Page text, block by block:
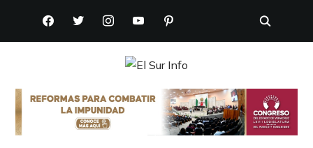
FACEBOOKTWITTERINSTAGRAMYOUTUBEPINTEREST